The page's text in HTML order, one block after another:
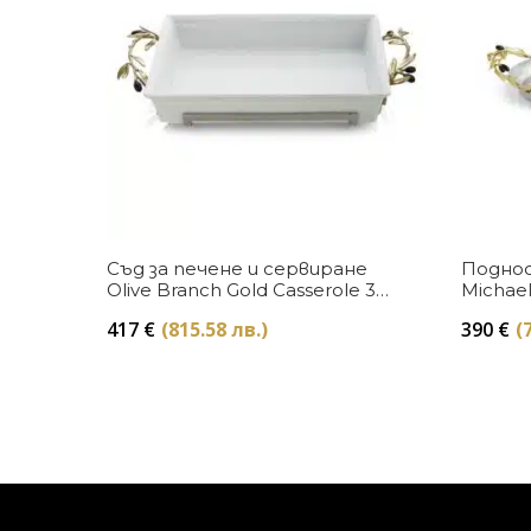
Купи
Съд за печене и сервиране
Olive Branch Gold Casserole 3-
417 € (815.58 лв.) 390 €